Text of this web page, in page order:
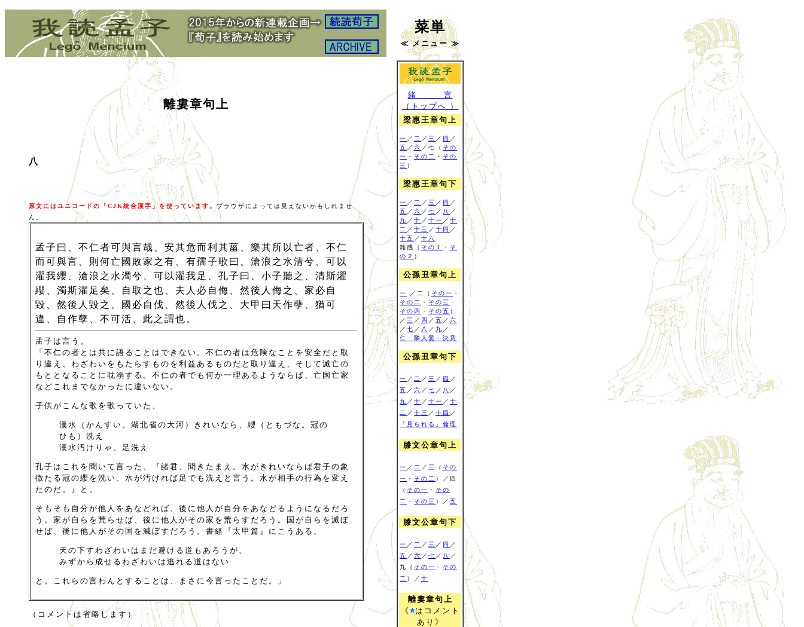
離婁章句上
八
原文にはユニコードの「CJK統合漢字」を使っています。 ブラウザによっては見えないかもしれませ
ん。
孟子曰、不仁者可與言哉、安其危而利其菑、樂其所以亡者、不仁
而可與言、則何亡國敗家之有、有孺子歌曰、滄浪之水清兮、可以
濯我纓、滄浪之水濁兮、可以濯我足、孔子曰、小子聽之、清斯濯
纓、濁斯濯足矣、自取之也、夫人必自侮、然後人侮之、家必自
毀、然後人毀之、國必自伐、然後人伐之、大甲曰天作孽、猶可
違、自作孽、不可活、此之謂也。
孟子は言う。
「不仁の者とは共に語ることはできない。不仁の者は危険なことを安全だと取
り違え、わざわいをもたらすものを利益あるものだと取り違え、そして滅亡の
もととなることに耽溺する。不仁の者でも何か一理あるようならば、亡国亡家
などこれまでなかったに違いない。
子供がこんな歌を歌っていた、
漢水（かんすい。湖北省の大河）きれいなら、纓（ともづな。冠の
ひも）洗え
漢水汚けりゃ、足洗え
孔子はこれを聞いて言った、『諸君、聞きたまえ。水がきれいならば君子の象
徴たる冠の纓を洗い、水が汚ければ足でも洗えと言う。水が相手の行為を変え
たのだ。』と。
そもそも自分が他人をあなどれば、後に他人が自分をあなどるようになるだろ
う。家が自らを荒らせば、後に他人がその家を荒らすだろう。国が自らを滅ぼ
せば、後に他人がその国を滅ぼすだろう。書経『太甲篇』にこうある、
天の下すわざわいはまだ避ける道もあろうが、
みずから成せるわざわいは逃れる道はない
と。これらの言わんとすることは、まさに今言ったことだ。」
（コメントは省略します）
菜単
≪ メニュー ≫
緒 言
（トップへ ）
梁惠王章句上
一 ／ 二 ／ 三 ／ 四 ／
五 ／ 六 ／七（ その
一 ・ その二 ・ その
三 ）
梁惠王章句下
一 ／ 二 ／ 三 ／ 四 ／
五 ／ 六 ／ 七 ／ 八 ／
九 ／ 十 ／ 十一 ／ 十
二 ／ 十三 ／ 十四 ／
十五 ／ 十六
雑感
（ その１ ・ そ
の２ ）
公孫丑章句上
一 ／二（ その一 ・
その二
・ その三
・
その四
・ その五 ）
／ 三 ／ 四 ／ 五 ／ 六
／ 七 ／ 八 ／ 九 ／
仁・隣人愛・決意
公孫丑章句下
一 ／ 二 ／ 三 ／ 四 ／
五 ／ 六 ／ 七 ／ 八 ／
九 ／ 十 ／ 十一 ／ 十
二 ／ 十三 ／ 十四 ／
「見られる」倫理
滕文公章句上
一 ／ 二 ／三（ その
一 ・ その二 ）／四
（ その一 ・ その
二
・ その三 ）／ 五
滕文公章句下
一 ／ 二 ／ 三 ／ 四 ／
五 ／ 六 ／ 七 ／ 八 ／
九（ その一 ・ その
二 ）／ 十
離婁章句上
《
はコメント
あり》